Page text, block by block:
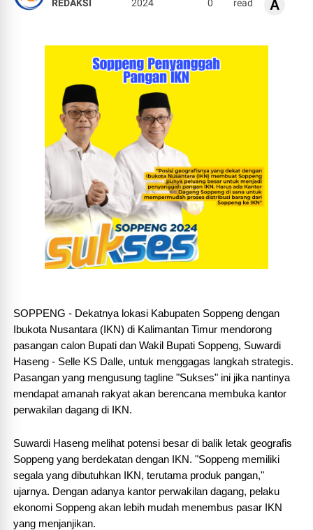
REDAKSI
2024
0
read
A
SOPPENG - Dekatnya lokasi Kabupaten Soppeng dengan
Ibukota Nusantara (IKN) di Kalimantan Timur mendorong
pasangan calon Bupati dan Wakil Bupati Soppeng, Suwardi
Haseng - Selle KS Dalle, untuk menggagas langkah strategis.
Pasangan yang mengusung tagline "Sukses" ini jika nantinya
mendapat amanah rakyat akan berencana membuka kantor
perwakilan dagang di IKN.
Suwardi Haseng melihat potensi besar di balik letak geografis
Soppeng yang berdekatan dengan IKN. "Soppeng memiliki
segala yang dibutuhkan IKN, terutama produk pangan,"
ujarnya. Dengan adanya kantor perwakilan dagang, pelaku
ekonomi Soppeng akan lebih mudah menembus pasar IKN
yang menjanjikan.